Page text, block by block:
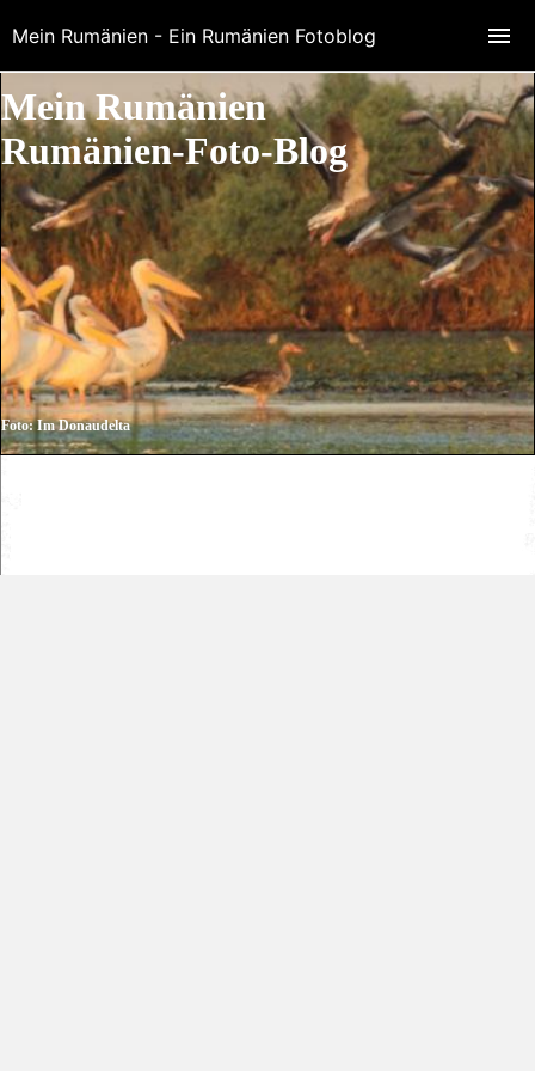
Mein Rumänien
Rumänien-Foto-Blog
Foto: Im Donaudelta
Mein Rumänien - Ein Rumänien Fotoblog